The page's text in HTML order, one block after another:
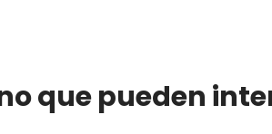
que pueden